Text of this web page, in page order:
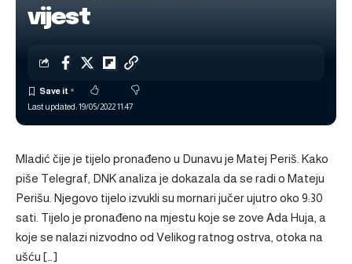
vijest
Last updated: 19/05/2022 11:47
Mladić čije je tijelo pronađeno u Dunavu je Matej Periš. Kako
piše Telegraf, DNK analiza je dokazala da se radi o Mateju
Perišu. Njegovo tijelo izvukli su mornari jučer ujutro oko 9:30
sati. Tijelo je pronađeno na mjestu koje se zove Ada Huja, a
koje se nalazi nizvodno od Velikog ratnog ostrva, otoka na
ušću […]